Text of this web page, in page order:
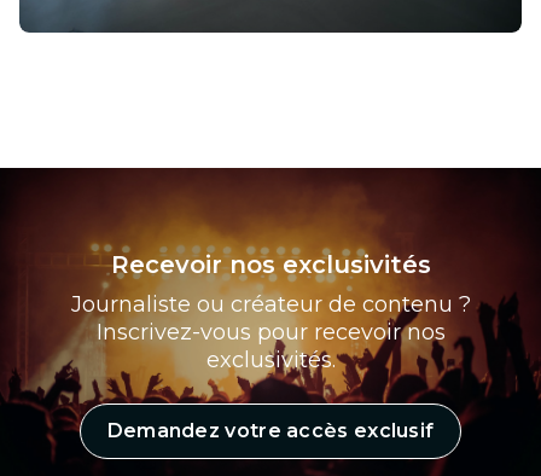
Recevoir nos exclusivités
Journaliste ou créateur de contenu ?
Inscrivez-vous pour recevoir nos
exclusivités.
Demandez votre accès exclusif